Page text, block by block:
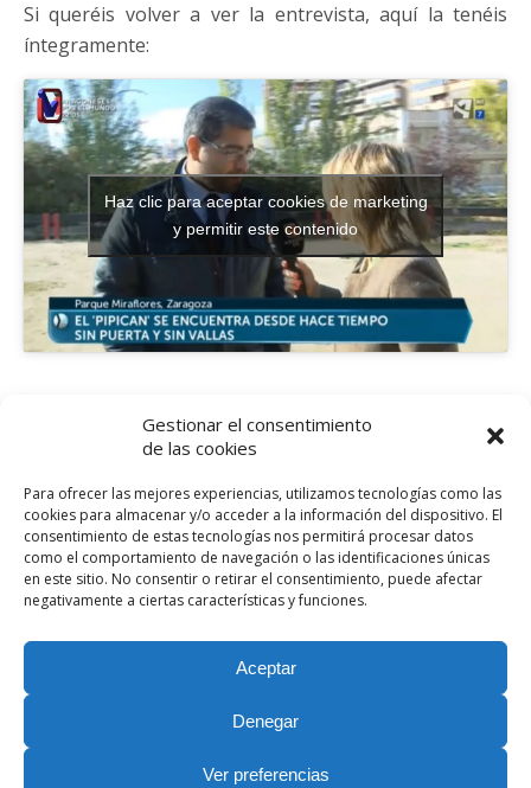
Gestionar el consentimiento
de las cookies
Para ofrecer las mejores experiencias, utilizamos tecnologías como las
cookies para almacenar y/o acceder a la información del dispositivo. El
consentimiento de estas tecnologías nos permitirá procesar datos
como el comportamiento de navegación o las identificaciones únicas
en este sitio. No consentir o retirar el consentimiento, puede afectar
negativamente a ciertas características y funciones.
Aceptar
Denegar
Ver preferencias
Si queréis volver a ver la entrevista, aquí la tenéis
íntegramente:
Haz clic para aceptar cookies de marketing
y permitir este contenido
Entrada Anterior
Las Aceras Invadidas Por
Bicis, Motos Y Patinetes De
Alquiler En Aragón Televisión